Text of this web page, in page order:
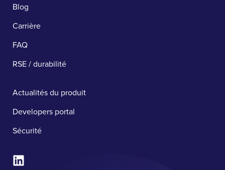
Blog
Carrière
FAQ
RSE / durabilité
Actualités du produit
Developers portal
Sécurité ​